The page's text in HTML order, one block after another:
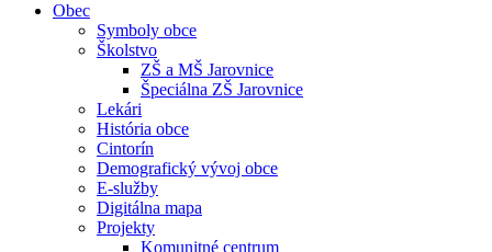
Obec
Symboly obce
Školstvo
ZŠ a MŠ Jarovnice
Špeciálna ZŠ Jarovnice
Lekári
História obce
Cintorín
Demografický vývoj obce
E-služby
Digitálna mapa
Projekty
Komunitné centrum